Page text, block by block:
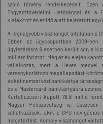
szóló törvény rendelkezéseit.
Fogyasztóvédelmi Hatósággal és a
kialakított és ez idő alatt bejáratott
A legnagyobb visszhangot általában a
Ebben az ügycsoportban 2009-
ügylezárásra 6 esetben került sor, a
milliárd forintot. Még az év elején
vállalkozás, mert a Heves megyei
versenykorlátozó megállapodást
és két nemzetközi bankkártya
és a Mastercard bankkártyákra
Kartellezésért kapott 76,6 millió
Magyar Pékszövetség is.
vállalkozások, akik a GPS
magatartást. Komoly visszhangot